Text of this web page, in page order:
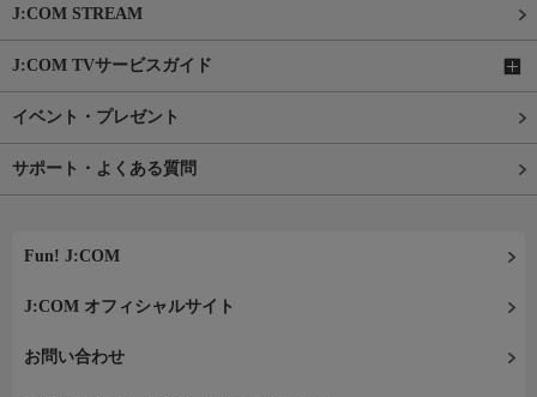
J:COM STREAM
J:COM TVサービスガイド
イベント・プレゼント
サポート・よくある質問
Fun! J:COM
J:COM オフィシャルサイト
お問い合わせ